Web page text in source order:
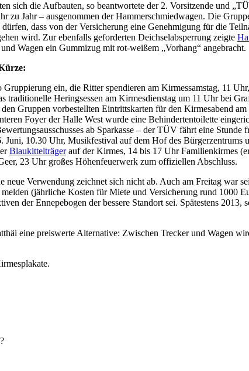
sich die Aufbauten, so beantwortete der 2. Vorsitzende und
zu Jahr – ausgenommen der Hammerschmiedwagen. Die
dass von der Versicherung eine Genehmigung für die
wird. Zur ebenfalls geforderten Deichselabsperrung zeigte
Wagen ein Gummizug mit rot-weißem „Vorhang“ angebracht.
ein, die Ritter spendieren am Kirmessamstag, 11
traditionelle Heringsessen am Kirmesdienstag um 11 Uhr bei
Gruppen vorbestellten Eintrittskarten für den Kirmesabend
Foyer der Halle West wurde eine Behindertentoilette
ab Sparkasse – der TÜV fährt eine
10.30 Uhr, Musikfestival auf dem Hof des Bürgerzentrums
Blaukittelträgerauf der Kirmes, 14 bis 17 Uhr Familienkirmes
23 Uhr großes Höhenfeuerwerk zum offiziellen Abschluss.
neue Verwendung zeichnet sich nicht ab. Auch am Freitag war
(jährliche Kosten für Miete und Versicherung rund 1000
der Ennepebogen der bessere Standort sei. Spätestens
eine preiswerte Alternative: Zwischen Trecker und Wagen